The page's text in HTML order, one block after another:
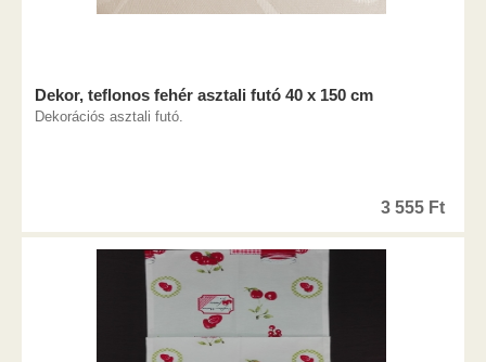
Dekor, teflonos fehér asztali futó 40 x 150 cm
Dekorációs asztali futó.
3 555 Ft